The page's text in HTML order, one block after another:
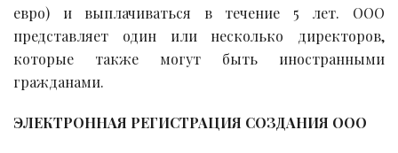
евро) и выплачиваться в течение 5 лет. ООО
представляет один или несколько директоров,
которые также могут быть иностранными
гражданами.
ЭЛЕКТРОННАЯ РЕГИСТРАЦИЯ СОЗДАНИЯ ООО